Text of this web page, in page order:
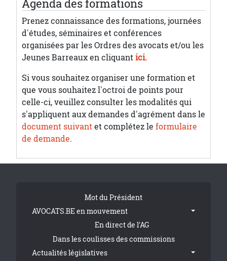
Agenda des formations
Prenez connaissance des formations, journées
d'études, séminaires et conférences
organisées par les Ordres des avocats et/ou les
Jeunes Barreaux en cliquantici.
Si vous souhaitez organiser une formation et
que vous souhaitez l'octroi de points pour
celle-ci, veuillez consulter les modalités qui
s'appliquent aux demandes d'agrément dans le
document suivantet complétez le formulaire
de demande.
Tribune FooterMot du Président
AVOCATS.BE en mouvement
En direct de l'AG
Dans les coulisses des commissions
Actualités législatives